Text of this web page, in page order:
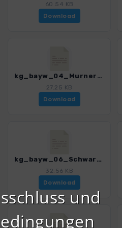
60.54 KB
Download
kg_bayw_04_Murner_See_3189_1.gpx
27.25 KB
Download
kg_bayw_06_Schwarzwiherberg_3189_1.gpx
32.56 KB
Download
und